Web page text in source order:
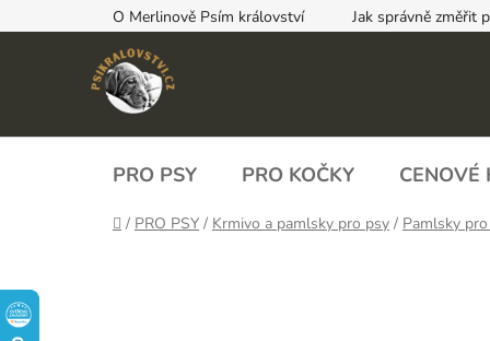
na
O Merlinově Psím království Jak správně změřit
PRO PSY PRO KOČKY CENOVÉ
Domů
/ PRO PSY / Krmivo a pamlsky pro psy / Pamlsky